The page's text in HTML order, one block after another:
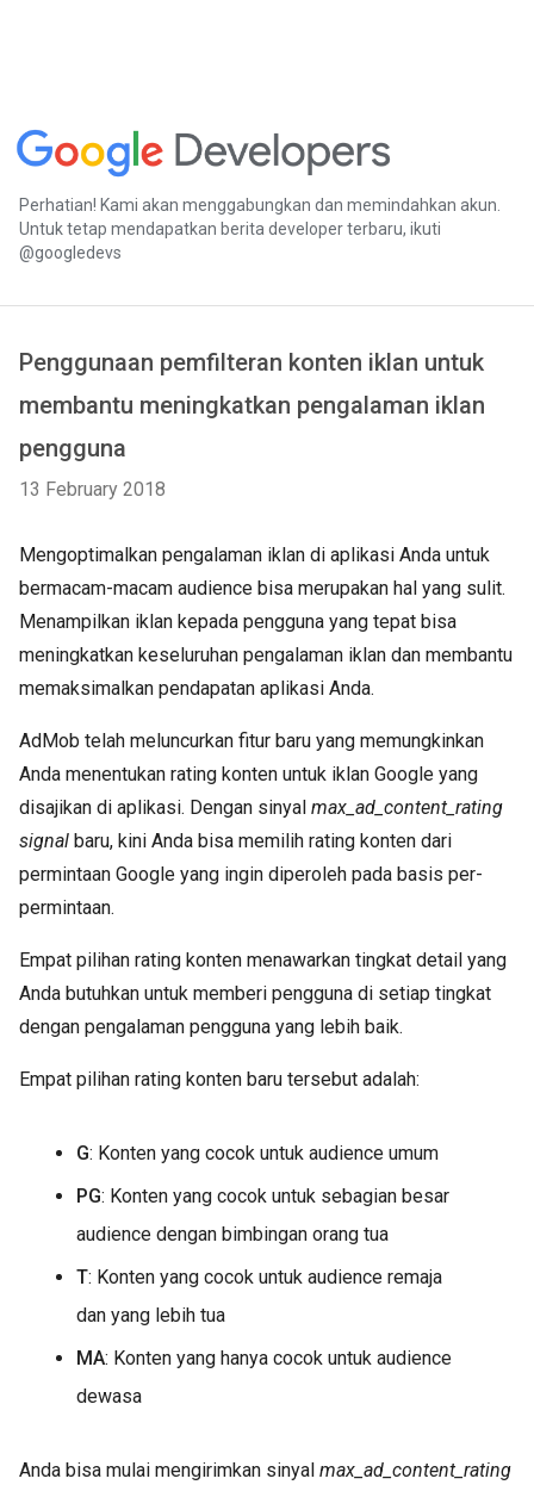
Perhatian! Kami akan menggabungkan dan memindahkan akun.
Untuk tetap mendapatkan berita developer terbaru, ikuti
@googledevs
Penggunaan pemfilteran konten iklan untuk
membantu meningkatkan pengalaman iklan
pengguna
13 February 2018
Mengoptimalkan pengalaman iklan di aplikasi Anda untuk
bermacam-macam audience bisa merupakan hal yang sulit.
Menampilkan iklan kepada pengguna yang tepat bisa
meningkatkan keseluruhan pengalaman iklan dan membantu
memaksimalkan pendapatan aplikasi Anda.
AdMob telah meluncurkan fitur baru yang memungkinkan
Anda menentukan rating konten untuk iklan Google yang
disajikan di aplikasi. Dengan sinyal max_ad_content_rating
signal baru, kini Anda bisa memilih rating konten dari
permintaan Google yang ingin diperoleh pada basis per-
permintaan.
Empat pilihan rating konten menawarkan tingkat detail yang
Anda butuhkan untuk memberi pengguna di setiap tingkat
dengan pengalaman pengguna yang lebih baik.
Empat pilihan rating konten baru tersebut adalah:
G: Konten yang cocok untuk audience umum
PG: Konten yang cocok untuk sebagian besar
audience dengan bimbingan orang tua
T: Konten yang cocok untuk audience remaja
dan yang lebih tua
MA: Konten yang hanya cocok untuk audience
dewasa
Anda bisa mulai mengirimkan sinyal max_ad_content_rating